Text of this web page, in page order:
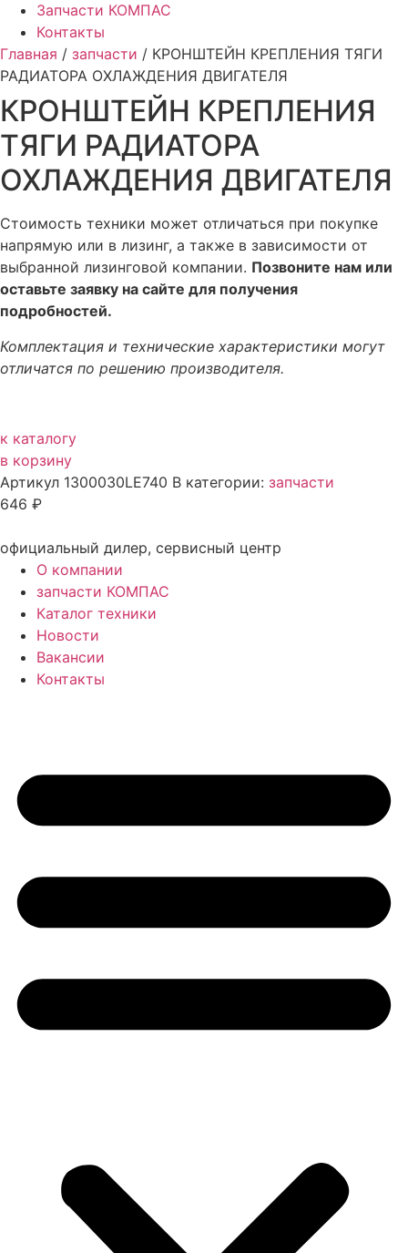
Запчасти КОМПАС
Контакты
Главная / запчасти / КРОНШТЕЙН КРЕПЛЕНИЯ ТЯГИ
РАДИАТОРА ОХЛАЖДЕНИЯ ДВИГАТЕЛЯ
КРОНШТЕЙН КРЕПЛЕНИЯ
ТЯГИ РАДИАТОРА
ОХЛАЖДЕНИЯ ДВИГАТЕЛЯ
Стоимость техники может отличаться при покупке
напрямую или в лизинг, а также в зависимости от
выбранной лизинговой компании. Позвоните нам или
оставьте заявку на сайте для получения
подробностей.
Комплектация и технические характеристики могут
отличатся по решению производителя.
к каталогу
в корзину
Артикул 1300030LE740 В категории: запчасти
646 ₽
официальный дилер, сервисный центр
О компании
запчасти КОМПАС
Каталог техники
Новости
Вакансии
Контакты